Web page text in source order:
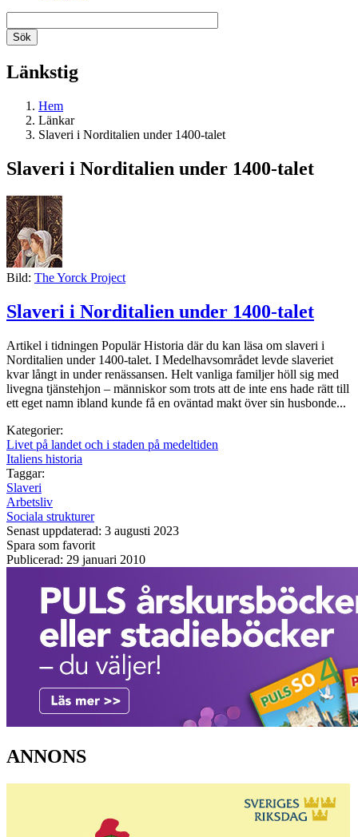
Länkstig
Hem
Länkar
Slaveri i Norditalien under 1400-talet
Slaveri i Norditalien under 1400-talet
Bild: The Yorck Project
Slaveri i Norditalien under 1400-talet
Artikel i tidningen Populär Historia där du kan läsa om slaveri i
Norditalien under 1400-talet. I Medelhavsområdet levde slaveriet
kvar långt in under renässansen. Helt vanliga familjer höll sig med
livegna tjänstehjon – människor som trots att de inte ens hade rätt till
ett eget namn ibland kunde få en oväntad makt över sin husbonde...
Kategorier:
Livet på landet och i staden på medeltiden
Italiens historia
Taggar:
Slaveri
Arbetsliv
Sociala strukturer
Senast uppdaterad: 3 augusti 2023
Spara som favorit
Publicerad: 29 januari 2010
ANNONS